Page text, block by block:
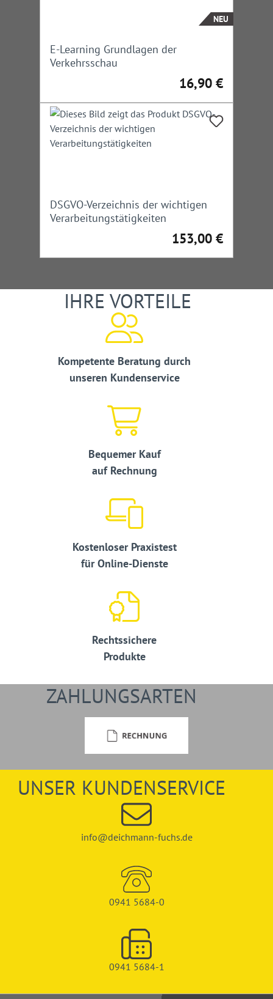
NEU
E-Learning Grundlagen der
Verkehrsschau
Regulärer Preis:
16,90 €
DSGVO-Verzeichnis der wichtigen
Verarbeitungstätigkeiten
Regulärer Preis:
153,00 €
IHRE VORTEILE
Kompetente Beratung durch
unseren Kundenservice
Bequemer Kauf
auf Rechnung
Kostenloser Praxistest
für Online-Dienste
Rechtssichere
Produkte
ZAHLUNGSARTEN
UNSER KUNDENSERVICE
info@deichmann-fuchs.de
0941 5684-0
0941 5684-1